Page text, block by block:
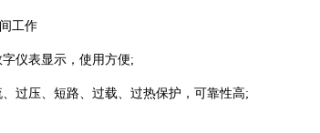
工作
仪表显示，使用方便;
压、短路、过载、过热保护，可靠性高;